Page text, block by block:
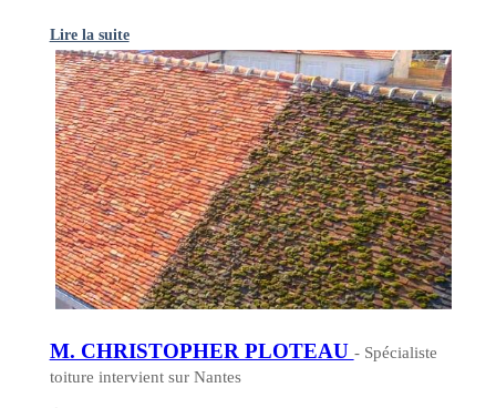
Lire la suite
M. CHRISTOPHER PLOTEAU - Spécialiste
toiture intervient sur Nantes